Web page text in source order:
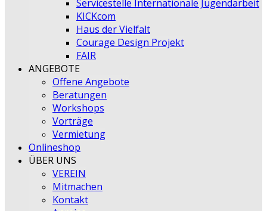
Servicestelle Internationale Jugendarbeit
KICKcom
Haus der Vielfalt
Courage Design Projekt
FAIR
ANGEBOTE
Offene Angebote
Beratungen
Workshops
Vorträge
Vermietung
Onlineshop
ÜBER UNS
VEREIN
Mitmachen
Kontakt